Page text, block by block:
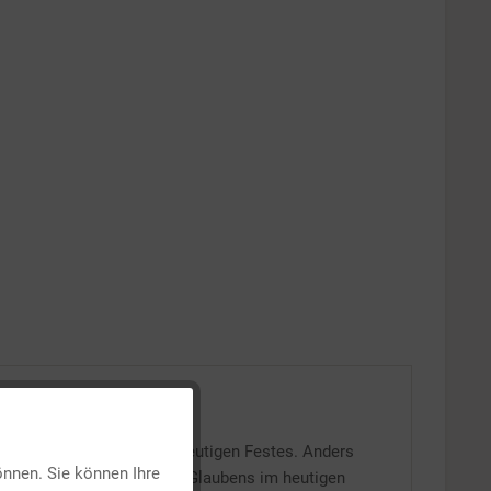
Vielschichtigkeit des heutigen Festes. Anders
des christlichen Glaubens im heutigen
Sie können Ihre